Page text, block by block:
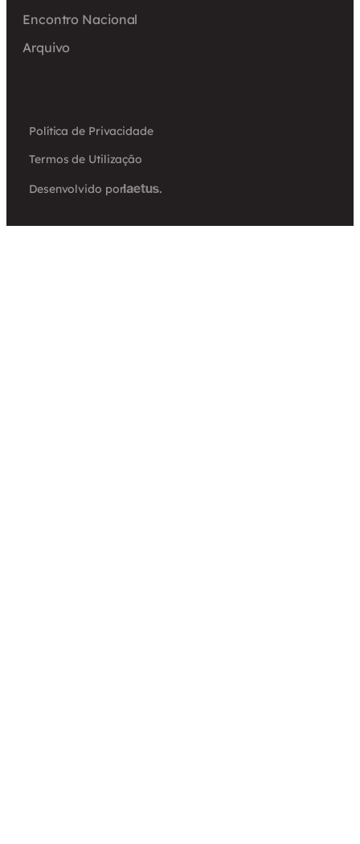
Encontro Nacional
Arquivo
Política de Privacidade
Termos de Utilização
Desenvolvido por